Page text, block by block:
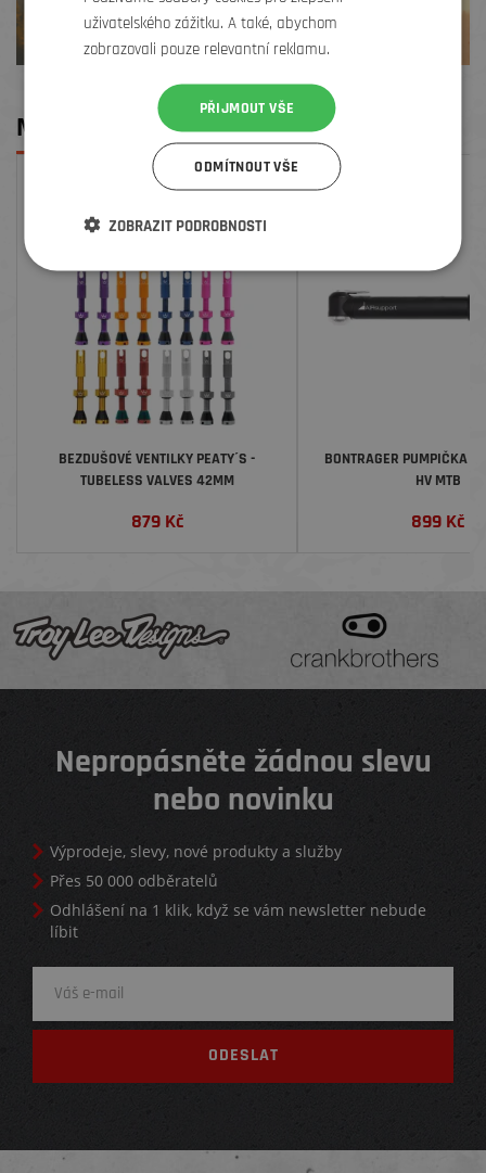
MOHLO BY SE VÁM LÍBIT
BEZDUŠOVÉ VENTILKY PEATY´S -
TUBELESS VALVES 42MM
879Kč
BONTRAGER PUMPIČKA
HV MTB
899 Kč
Nepropásněte žádnou slevu
nebo novinku
Výprodeje, slevy, nové produkty a služby
Přes 50 000 odběratelů
Odhlášení na 1 klik, když se vám newsletter nebude
líbit
uživatelského zážitku. A také, abychom
zobrazovali pouze relevantní reklamu.
PŘIJMOUT VŠE
ODMÍTNOUT VŠE
ZOBRAZIT PODROBNOSTI